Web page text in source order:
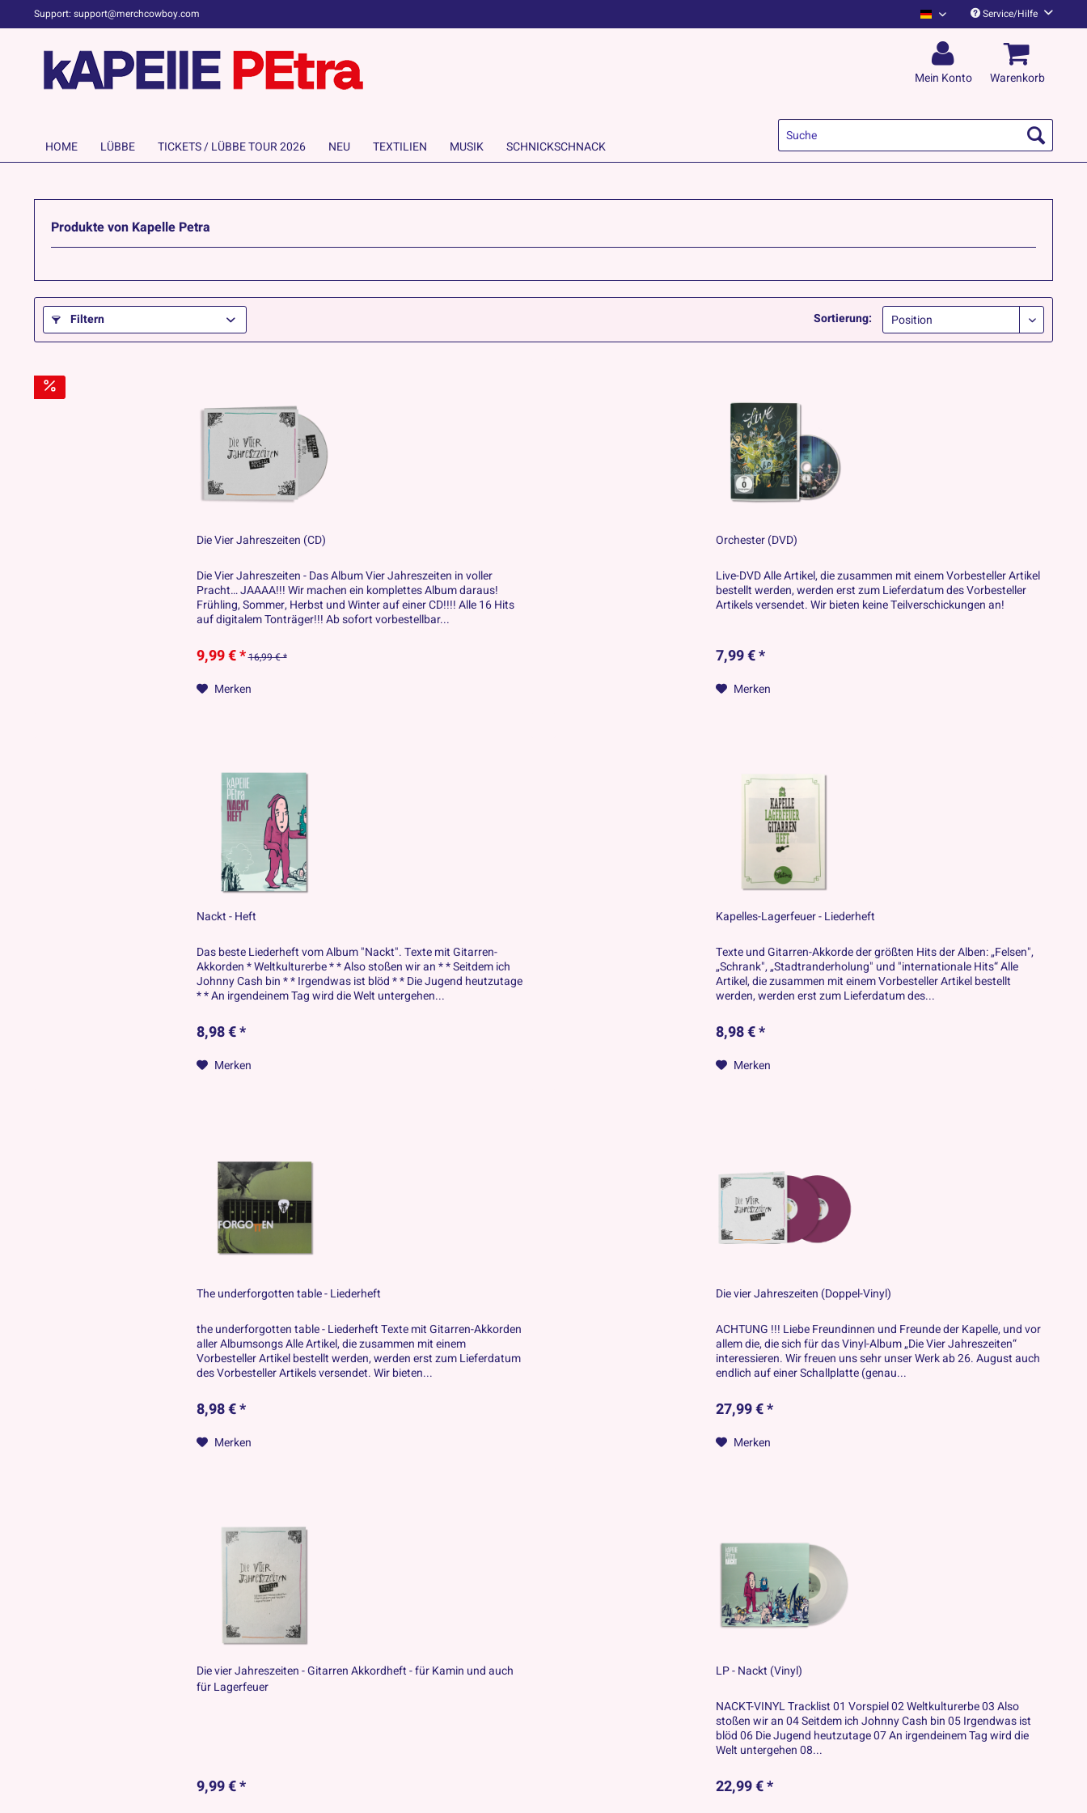
Support: support@merchcowboy.com Kapelle Petra Deutsch
Service/Hilfe
Mein Konto Warenkorb
HOME LÜBBE TICKETS / LÜBBE TOUR 2026 NEU TEXTILIEN MUSIK SCHNICKSCHNACK
Produkte von Kapelle Petra
Filtern Sortierung:
Die Vier Jahreszeiten (CD)
Die Vier Jahreszeiten - Das Album Vier Jahreszeiten in voller
Pracht… JAAAA!!! Wir machen ein komplettes Album daraus!
Frühling, Sommer, Herbst und Winter auf einer CD!!!! Alle 16 Hits
auf digitalem Tonträger!!! Ab sofort vorbestellbar...
9,99 € *16,99 € *
Merken
Orchester (DVD)
Live-DVD Alle Artikel, die zusammen mit einem Vorbesteller Artikel
bestellt werden, werden erst zum Lieferdatum des Vorbesteller
Artikels versendet. Wir bieten keine Teilverschickungen an!
7,99 € *
Merken
Nackt - Heft
Das beste Liederheft vom Album "Nackt". Texte mit Gitarren-
Akkorden * Weltkulturerbe * * Also stoßen wir an * * Seitdem ich
Johnny Cash bin * * Irgendwas ist blöd * * Die Jugend heutzutage
* * An irgendeinem Tag wird die Welt untergehen...
8,98 € *
Merken
Kapelles-Lagerfeuer - Liederheft
Texte und Gitarren-Akkorde der größten Hits der Alben: „Felsen",
„Schrank", „Stadtranderholung" und "internationale Hits“ Alle
Artikel, die zusammen mit einem Vorbesteller Artikel bestellt
werden, werden erst zum Lieferdatum des...
8,98 € *
Merken
The underforgotten table - Liederheft
the underforgotten table - Liederheft Texte mit Gitarren-Akkorden
aller Albumsongs Alle Artikel, die zusammen mit einem
Vorbesteller Artikel bestellt werden, werden erst zum Lieferdatum
des Vorbesteller Artikels versendet. Wir bieten...
8,98 € *
Merken
Die vier Jahreszeiten (Doppel-Vinyl)
ACHTUNG !!! Liebe Freundinnen und Freunde der Kapelle, und vor
allem die, die sich für das Vinyl-Album „Die Vier Jahreszeiten“
interessieren. Wir freuen uns sehr unser Werk ab 26. August auch
endlich auf einer Schallplatte (genau...
27,99 € *
Merken
Die vier Jahreszeiten - Gitarren Akkordheft - für Kamin und auch
für Lagerfeuer
9,99 € *
LP - Nackt (Vinyl)
NACKT-VINYL Tracklist 01 Vorspiel 02 Weltkulturerbe 03 Also
stoßen wir an 04 Seitdem ich Johnny Cash bin 05 Irgendwas ist
blöd 06 Die Jugend heutzutage 07 An irgendeinem Tag wird die
Welt untergehen 08...
22,99 € *